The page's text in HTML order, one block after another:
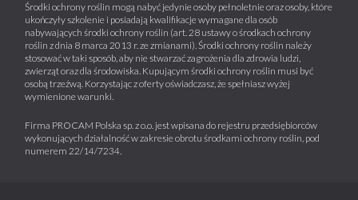
Środki ochrony roślin mogą nabyć jedynie osoby pełnoletnie oraz osoby, które
ukończyły szkolenie i posiadają kwalifikacje wymagane dla osób
nabywających środki ochrony roślin (art. 28 ustawy o środkach ochrony
roślin z dnia 8 marca 2013 r. ze zmianami). Środki ochrony roślin należy
stosować w taki sposób, aby nie stwarzać zagrożenia dla zdrowia ludzi,
zwierząt oraz dla środowiska. Kupującym środki ochrony roślin musi być
osobą trzeźwą. Korzystając z oferty oświadczasz, że spełniasz wyżej
wymienione warunki.
Firma PROCAM Polska sp. z o.o. jest wpisana do rejestru przedsiębiorców
wykonujących działalność w zakresie obrotu środkami ochrony roślin, pod
numerem 22/14/7234.